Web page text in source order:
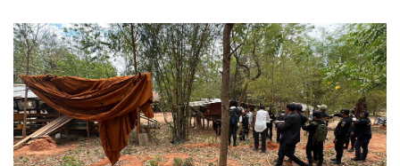
อนุกรรมการไต่สวนกรณีฝ่าฝืนหรือไม่ปฏิบัติตามมาตรฐานทาง
จริยธรรมอย่างร้ายแรง ว่า ขออนุญาตไม่เปิดเผยชื่อของผู้ดำรง
ตำแหน่งทางการเมืองดังกล่าว